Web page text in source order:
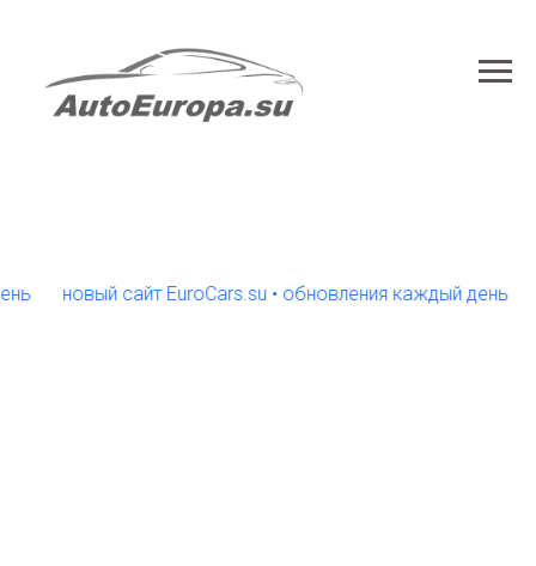
новый сайт EuroCars.su • обновления каждый день